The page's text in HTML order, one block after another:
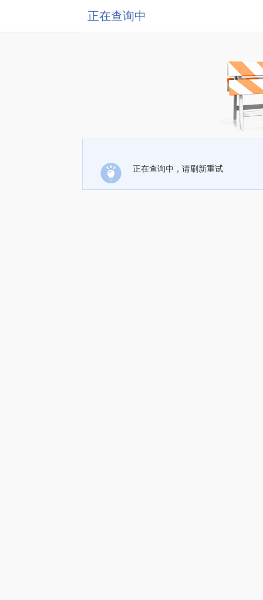
正在查询中
正在查询中，请刷新重试